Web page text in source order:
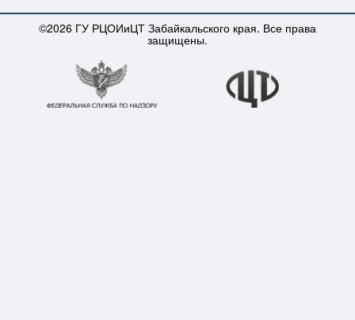
©2026 ГУ РЦОИиЦТ Забайкальского края. Все права
защищены.